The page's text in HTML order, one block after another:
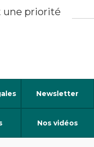
une priorité
Newsletter
Nos vidéos